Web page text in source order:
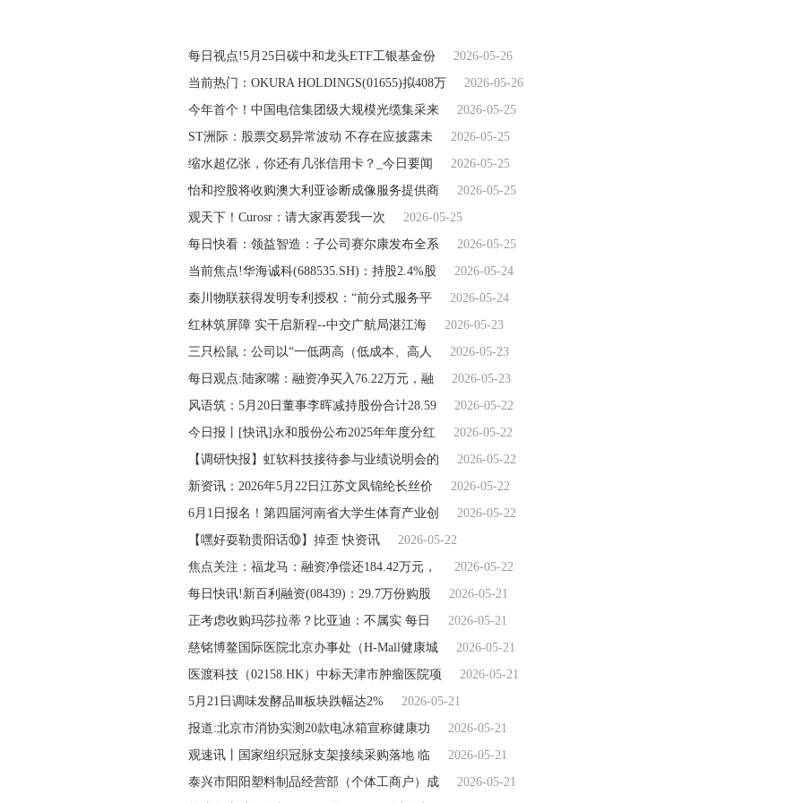
每日视点!5月25日碳中和龙头ETF工银基金份
2026-05-26
当前热门：OKURA HOLDINGS(01655)拟408万
2026-05-26
今年首个！中国电信集团级大规模光缆集采来
2026-05-25
ST洲际：股票交易异常波动 不存在应披露未
2026-05-25
缩水超亿张，你还有几张信用卡？_今日要闻
2026-05-25
怡和控股将收购澳大利亚诊断成像服务提供商
2026-05-25
观天下！Curosr：请大家再爱我一次
2026-05-25
每日快看：领益智造：子公司赛尔康发布全系
2026-05-25
当前焦点!华海诚科(688535.SH)：持股2.4%股
2026-05-24
秦川物联获得发明专利授权：“前分式服务平
2026-05-24
红林筑屏障 实干启新程--中交广航局湛江海
2026-05-23
三只松鼠：公司以“一低两高（低成本、高人
2026-05-23
每日观点:陆家嘴：融资净买入76.22万元，融
2026-05-23
风语筑：5月20日董事李晖减持股份合计28.59
2026-05-22
今日报丨[快讯]永和股份公布2025年年度分红
2026-05-22
【调研快报】虹软科技接待参与业绩说明会的
2026-05-22
新资讯：2026年5月22日江苏文凤锦纶长丝价
2026-05-22
6月1日报名！第四届河南省大学生体育产业创
2026-05-22
【嘿好耍勒贵阳话⑩】掉歪 快资讯
2026-05-22
焦点关注：福龙马：融资净偿还184.42万元，
2026-05-22
每日快讯!新百利融资(08439)：29.7万份购股
2026-05-21
正考虑收购玛莎拉蒂？比亚迪：不属实 每日
2026-05-21
慈铭博鳌国际医院北京办事处（H-Mall健康城
2026-05-21
医渡科技（02158.HK）中标天津市肿瘤医院项
2026-05-21
5月21日调味发酵品Ⅲ板块跌幅达2%
2026-05-21
报道:北京市消协实测20款电冰箱宣称健康功
2026-05-21
观速讯丨国家组织冠脉支架接续采购落地 临
2026-05-21
泰兴市阳阳塑料制品经营部（个体工商户）成
2026-05-21